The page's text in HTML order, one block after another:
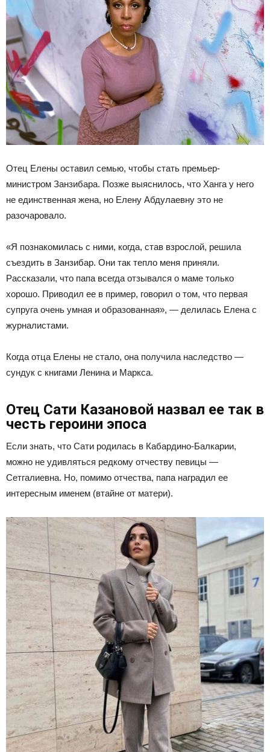
Отец Елены оставил семью, чтобы стать премьер-
министром Занзибара. Позже выяснилось, что Ханга у него
не единственная жена, но Елену Абдулаевну это не
разочаровало.
«Я познакомилась с ними, когда, став взрослой, решила
съездить в Занзибар. Они так тепло меня приняли.
Рассказали, что папа всегда отзывался о маме только
хорошо. Приводил ее в пример, говорил о том, что первая
супруга очень умная и образованная», — делилась Елена с
журналистами.
Когда отца Елены не стало, она получила наследство —
сундук с книгами Ленина и Маркса.
Отец Сати Казановой назвал ее так в
честь героини эпоса
Если знать, что Сати родилась в Кабардино-Балкарии,
можно не удивляться редкому отчеству певицы —
Сетгалиевна. Но, помимо отчества, папа наградил ее
интересным именем (втайне от матери).